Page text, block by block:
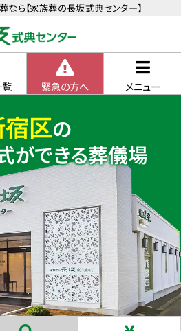
ら【家族葬の長坂式典センター】
緊急の方へ メニュー
区の
ができる葬儀場